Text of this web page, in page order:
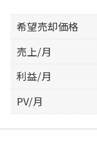
希望売却価格
売上/月
利益/月
PV/月